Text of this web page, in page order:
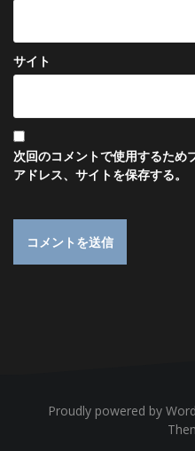
サイト
次回のコメントで使用するため
アドレス、サイトを保存する。
Proudly powered by